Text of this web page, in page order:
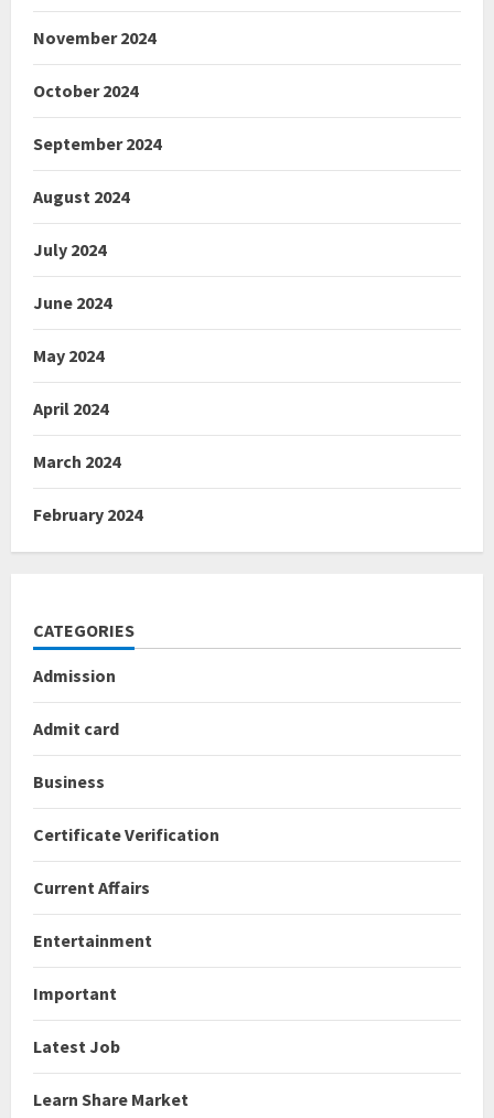
November 2024
October 2024
September 2024
August 2024
July 2024
June 2024
May 2024
April 2024
March 2024
February 2024
CATEGORIES
Admission
Admit card
Business
Certificate Verification
Current Affairs
Entertainment
Important
Latest Job
Learn Share Market